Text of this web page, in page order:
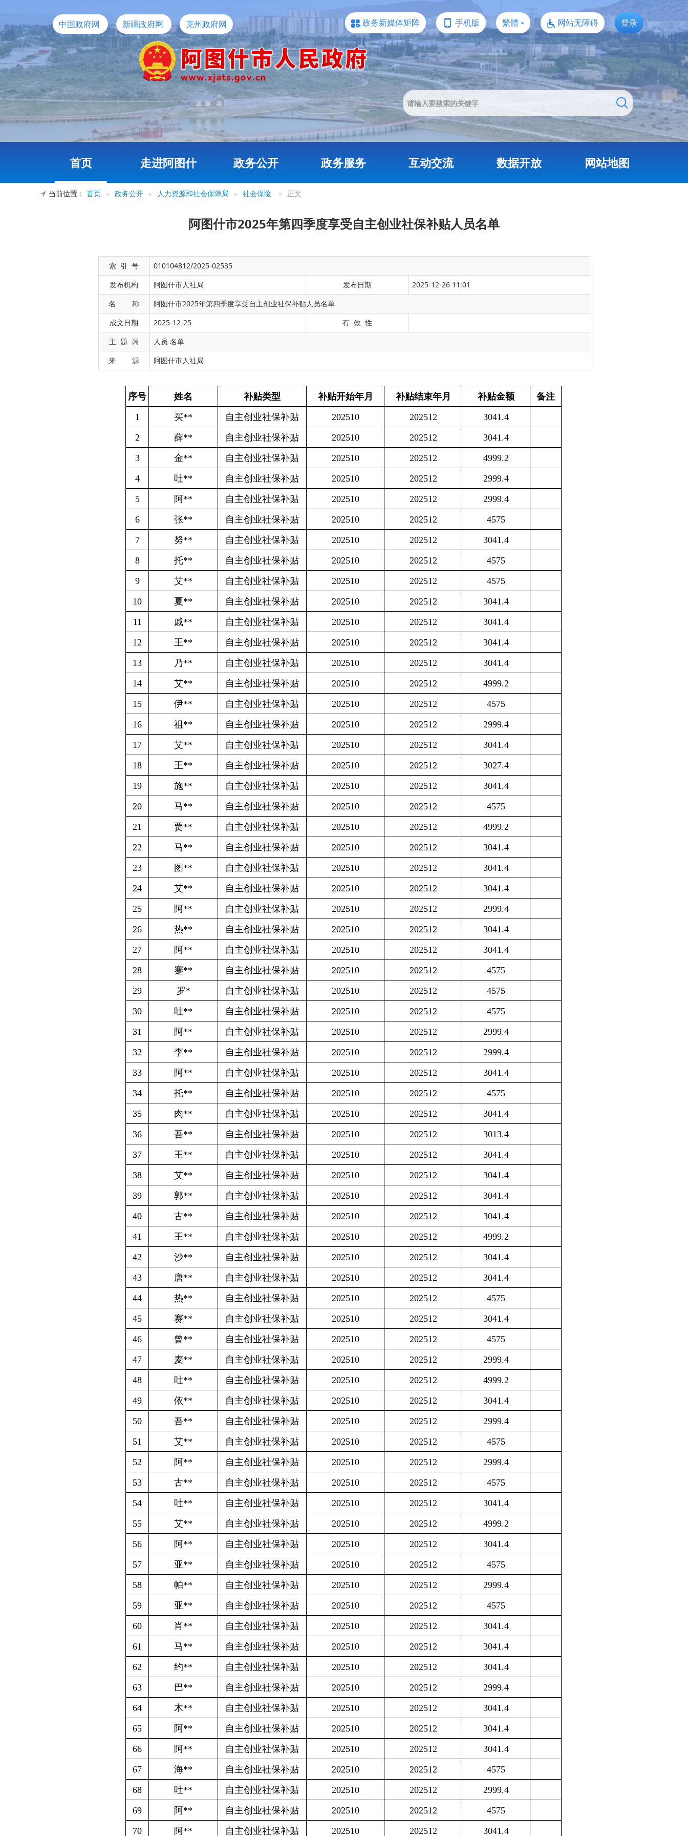
中国政府网 新疆政府网 克州政府网 政务新媒体矩阵 手机版 繁體 网站无障碍 登录
首页 走进阿图什 政务公开 政务服务 互动交流 数据开放 网站地图
当前位置： 首页 » 政务公开 » 人力资源和社会保障局 » 社会保险 » 正文
阿图什市2025年第四季度享受自主创业社保补贴人员名单
索 引 号
010104812/2025-02535
发布机构
阿图什市人社局 发布日期
2025-12-26 11:01
名 称
阿图什市2025年第四季度享受自主创业社保补贴人员名单
成文日期
2025-12-25
有 效 性
主 题 词
人员 名单
来 源
阿图什市人社局
序号 姓名 补贴类型 补贴开始年月 补贴结束年月 补贴金额
备注
1
买* *
2 薛** 自主创业社保补贴
吐** 自主创业社保补贴 202510 202512 2999.4
自主创业社保补贴 202510 202512 2999.4
自主创业社保补贴 202510 202512
4575
努** 自主创业社保补贴 202510 202512 3041.4
托** 自主创业社保补贴 202510 202512 4575
自主创业社保补贴 202510 202512
4575
自主创业社保补贴 202510 202512 3041.4
自主创业社保补贴 202510 202512 3041.4
自主创业社保补贴 202510 202512 3041.4
乃** 自主创业社保补贴 202510 202512 3041.4
艾** 自主创业社保补贴 202510 202512 4999.2
自主创业社保补贴 202510 202512 4575
自主创业社保补贴 202510 202512 2999.4
自主创业社保补贴 202510 202512 3041.4
自主创业社保补贴 202510 202512 3027.4
施** 自主创业社保补贴 202510 202512 3041.4
马** 自主创业社保补贴 202510 202512 4575
自主创业社保补贴 202510 202512 4999.2
自主创业社保补贴 202510 202512 3041.4
自主创业社保补贴 202510 202512 3041.4
自主创业社保补贴 202510 202512 3041.4
阿** 自主创业社保补贴 202510 202512 2999.4
热** 自主创业社保补贴 202510 202512 3041.4
自主创业社保补贴 202510 202512 3041.4
自主创业社保补贴 202510 202512 4575
自主创业社保补贴 202510 202512 4575
自主创业社保补贴 202510 202512 4575
阿** 自主创业社保补贴 202510 202512 2999.4
李** 自主创业社保补贴 202510 202512 2999.4
自主创业社保补贴 202510 202512 3041.4
自主创业社保补贴 202510 202512 4575
自主创业社保补贴 202510 202512 3041.4
自主创业社保补贴 202510 202512 3013.4
王** 自主创业社保补贴 202510 202512 3041.4
艾** 自主创业社保补贴 202510 202512 3041.4
自主创业社保补贴 202510 202512 3041.4
自主创业社保补贴 202510 202512 3041.4
自主创业社保补贴 202510 202512 4999.2
自主创业社保补贴 202510 202512
3041.4
唐** 自主创业社保补贴 202510 202512 3041.4
热** 自主创业社保补贴 202510 202512 4575
自主创业社保补贴 202510 202512
3041.4
自主创业社保补贴 202510 202512 4575
自主创业社保补贴 202510 202512 2999.4
自主创业社保补贴 202510 202512
4999.2
依** 自主创业社保补贴 202510 202512 3041.4
吾** 自主创业社保补贴 202510 202512 2999.4
自主创业社保补贴 202510 202512
4575
自主创业社保补贴 202510 202512 2999.4
自主创业社保补贴 202510 202512 4575
自主创业社保补贴 202510 202512
3041.4
艾** 自主创业社保补贴 202510 202512 4999.2
阿** 自主创业社保补贴 202510 202512 3041.4
自主创业社保补贴 202510 202512
4575
自主创业社保补贴 202510 202512 2999.4
自主创业社保补贴 202510 202512 4575
自主创业社保补贴 202510 202512
3041.4
马** 自主创业社保补贴 202510 202512 3041.4
约** 自主创业社保补贴 202510 202512 3041.4
自主创业社保补贴 202510 202512
2999.4
自主创业社保补贴 202510 202512 3041.4
自主创业社保补贴 202510 202512 3041.4
自主创业社保补贴 202510 202512
3041.4
海** 自主创业社保补贴 202510 202512 4575
吐** 自主创业社保补贴 202510 202512 2999.4
自主创业社保补贴 202510 202512
4575
自主创业社保补贴 202510 202512 3041.4
自主创业社保补贴 202510 202512 3041.4
自主创业社保补贴 202510 202512
3041.4
吾** 自主创业社保补贴 202510 202512 3041.4
孙** 自主创业社保补贴 202510 202512 3041.4
自主创业社保补贴 202510 202512
3300
自主创业社保补贴 202510 202512 3041.4
自主创业社保补贴 202510 202512 3027.4
自主创业社保补贴 202510 202512
3041.4
帕** 自主创业社保补贴 202510 202512 3041.4
排** 自主创业社保补贴 202510 202512 2999.4
自主创业社保补贴 202510 202512
3041.4
自主创业社保补贴 202510 202512 4575
自主创业社保补贴 202510 202512 4999.2
自主创业社保补贴 202510 202512
3041.4
赛* 自主创业社保补贴 202510 202512 3041.4
尼* 自主创业社保补贴 202510 202512 4999.2
自主创业社保补贴 202510 202512
4999.2
自主创业社保补贴 202510 202512 3041.4